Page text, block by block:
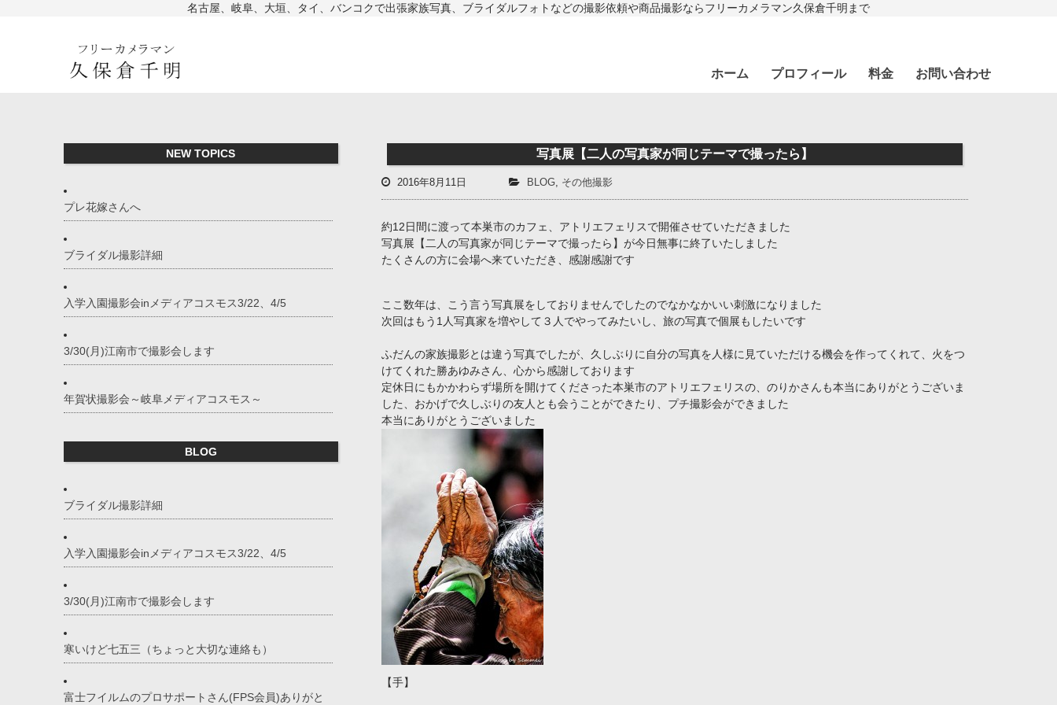
名古屋、岐阜、大垣、タイ、バンコクで出張家族写真、ブライダルフォトなどの撮影依頼や商品撮影ならフリーカメラマン久保倉千明まで
ホーム プロフィール 料金 お問い合わせ
写真展【二人の写真家が同じテーマで撮ったら】
2016年8月11日 BLOG, その他撮影
約12日間に渡って本巣市のカフェ、アトリエフェリスで開催させていただきました
写真展【二人の写真家が同じテーマで撮ったら】が今日無事に終了いたしました
たくさんの方に会場へ来ていただき、感謝感謝です
ここ数年は、こう言う写真展をしておりませんでしたのでなかなかいい刺激になりました
次回はもう1人写真家を増やして３人でやってみたいし、旅の写真で個展もしたいです
ふだんの家族撮影とは違う写真でしたが、久しぶりに自分の写真を人様に見ていただける機会を作ってくれて、火をつ
けてくれた勝あゆみさん、心から感謝しております
定休日にもかかわらず場所を開けてくださった本巣市のアトリエフェリスの、のりかさんも本当にありがとうございま
した、おかげで久しぶりの友人とも会うことができたり、プチ撮影会ができました
本当にありがとうございました
【手】
NEW TOPICS
プレ花嫁さんへ
ブライダル撮影詳細
入学入園撮影会inメディアコスモス3/22、4/5
3/30(月)江南市で撮影会します
年賀状撮影会～岐阜メディアコスモス～
BLOG
ブライダル撮影詳細
入学入園撮影会inメディアコスモス3/22、4/5
3/30(月)江南市で撮影会します
寒いけど七五三（ちょっと大切な連絡も）
富士フイルムのプロサポートさん(FPS会員)ありがと